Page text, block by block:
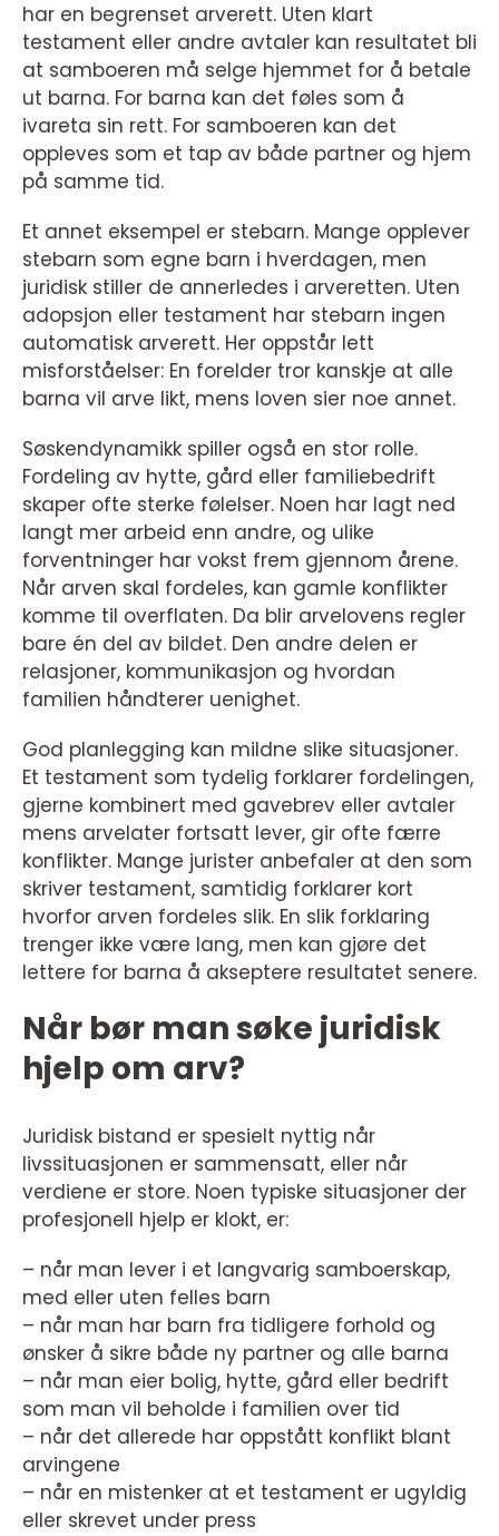
har en begrenset arverett. Uten klart
testament eller andre avtaler kan resultatet bli
at samboeren må selge hjemmet for å betale
ut barna. For barna kan det føles som å
ivareta sin rett. For samboeren kan det
oppleves som et tap av både partner og hjem
på samme tid.
Et annet eksempel er stebarn. Mange opplever
stebarn som egne barn i hverdagen, men
juridisk stiller de annerledes i arveretten. Uten
adopsjon eller testament har stebarn ingen
automatisk arverett. Her oppstår lett
misforståelser: En forelder tror kanskje at alle
barna vil arve likt, mens loven sier noe annet.
Søskendynamikk spiller også en stor rolle.
Fordeling av hytte, gård eller familiebedrift
skaper ofte sterke følelser. Noen har lagt ned
langt mer arbeid enn andre, og ulike
forventninger har vokst frem gjennom årene.
Når arven skal fordeles, kan gamle konflikter
komme til overflaten. Da blir arvelovens regler
bare én del av bildet. Den andre delen er
relasjoner, kommunikasjon og hvordan
familien håndterer uenighet.
God planlegging kan mildne slike situasjoner.
Et testament som tydelig forklarer fordelingen,
gjerne kombinert med gavebrev eller avtaler
mens arvelater fortsatt lever, gir ofte færre
konflikter. Mange jurister anbefaler at den som
skriver testament, samtidig forklarer kort
hvorfor arven fordeles slik. En slik forklaring
trenger ikke være lang, men kan gjøre det
lettere for barna å akseptere resultatet senere.
Når bør man søke juridisk
hjelp om arv?
Juridisk bistand er spesielt nyttig når
livssituasjonen er sammensatt, eller når
verdiene er store. Noen typiske situasjoner der
profesjonell hjelp er klokt, er:
– når man lever i et langvarig samboerskap,
med eller uten felles barn
– når man har barn fra tidligere forhold og
ønsker å sikre både ny partner og alle barna
– når man eier bolig, hytte, gård eller bedrift
som man vil beholde i familien over tid
– når det allerede har oppstått konflikt blant
arvingene
– når en mistenker at et testament er ugyldig
eller skrevet under press